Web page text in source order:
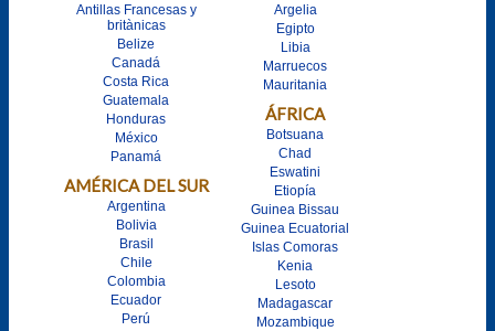
Antillas Francesas y
britànicas
Belize
Canadá
Costa Rica
Guatemala
Honduras
México
Panamá
AMÉRICA DEL SUR
Argentina
Bolivia
Brasil
Chile
Colombia
Ecuador
Perú
Argelia
Egipto
Libia
Marruecos
Mauritania
ÁFRICA
Botsuana
Chad
Eswatini
Etiopía
Guinea Bissau
Guinea Ecuatorial
Islas Comoras
Kenia
Lesoto
Madagascar
Mozambique